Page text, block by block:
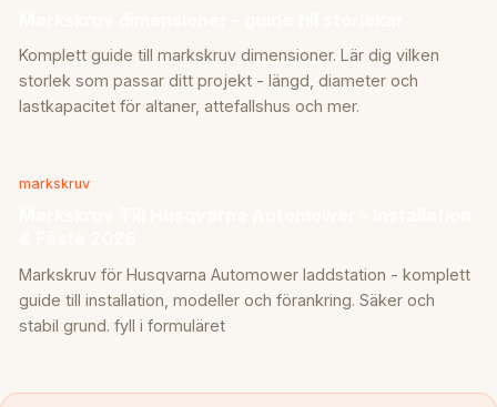
Komplett guide till markskruv dimensioner. Lär dig vilken
storlek som passar ditt projekt - längd, diameter och
lastkapacitet för altaner, attefallshus och mer.
markskruv
Markskruv för Husqvarna Automower laddstation - komplett
guide till installation, modeller och förankring. Säker och
stabil grund. fyll i formuläret